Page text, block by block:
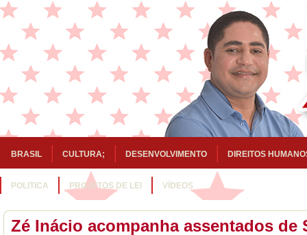
BRASIL CULTURA; DESENVOLVIMENTO DIREITOS
POLITICA PROJETOS DE LEI VÍDEOS
Zé Inácio acompanha assentados de